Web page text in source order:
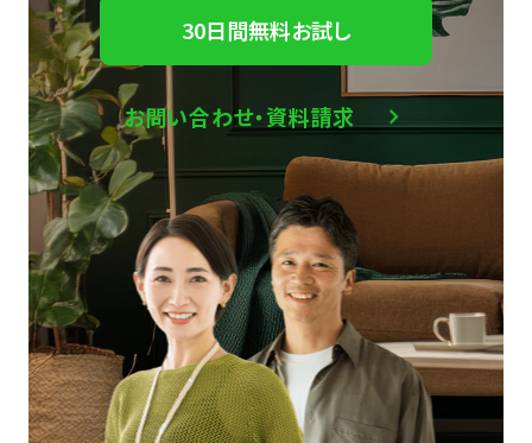
30日間無料お試し
お問い合わせ・資料請求